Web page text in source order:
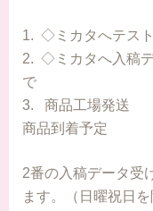
1. ◇ミカタへテ
2. ◇ミカタへ入稿
で
3. 商品工
商品到着予定
2番の入稿データ受
ます。（日曜祝日を